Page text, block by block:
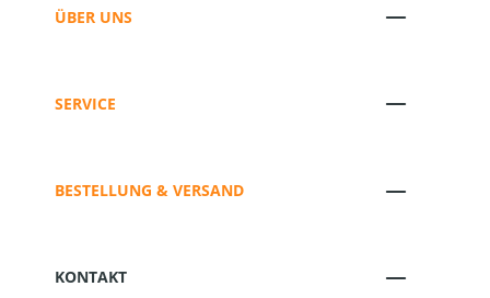
ÜBER UNS
SERVICE
BESTELLUNG & VERSAND
KONTAKT